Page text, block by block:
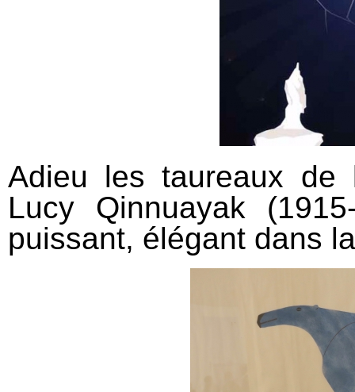
Adieu les taureaux de
Lucy Qinnuayak
puissant, élégant dans